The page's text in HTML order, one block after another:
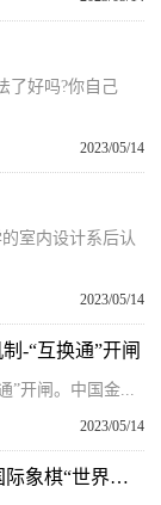
了好吗?你自己
2023/05/14
室内设计系后认
2023/05/14
-“互换通”开闸
”开闸。中国金...
2023/05/14
儋州市人民政府致贺电：祝贺丁立人加冕国际象棋“世界棋王”！